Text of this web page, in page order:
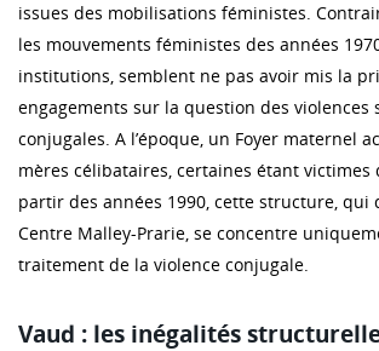
issues des mobilisations féministes.
les mouvements féministes des années
institutions, semblent ne pas avoir mis la
engagements sur la question des violences
conjugales. A l’époque, un Foyer maternel
mères célibataires, certaines étant victimes
partir des années 1990, cette structure, qui
Centre Malley-Prarie, se concentre
traitement de la violence conjugale.
Vaud : les inégalités